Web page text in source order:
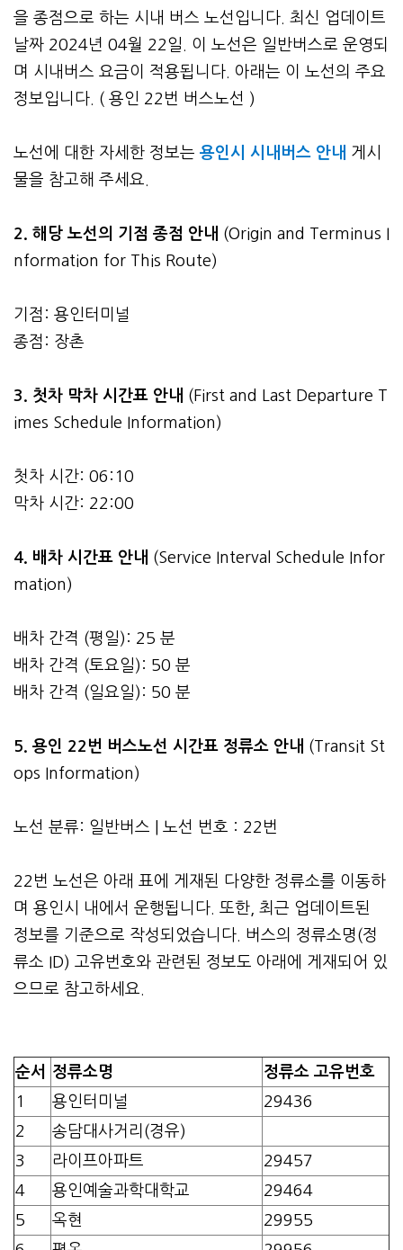
을 종점으로 하는 시내 버스 노선입니다. 최신 업데이트
날짜 2024년 04월 22일. 이 노선은 일반버스로 운영되
며 시내버스 요금이 적용됩니다. 아래는 이 노선의 주요
정보입니다. ( 용인 22번 버스노선 )
노선에 대한 자세한 정보는 용인시 시내버스 안내 게시
물을 참고해 주세요.
2. 해당 노선의 기점 종점 안내 (Origin and Terminus I
nformation for This Route)
기점: 용인터미널
종점: 장촌
3. 첫차 막차 시간표 안내 (First and Last Departure T
imes Schedule Information)
첫차 시간: 06:10
막차 시간: 22:00
4. 배차 시간표 안내 (Service Interval Schedule Infor
mation)
배차 간격 (평일): 25 분
배차 간격 (토요일): 50 분
배차 간격 (일요일): 50 분
5. 용인 22번 버스노선 시간표 정류소 안내 (Transit St
ops Information)
노선 분류: 일반버스 | 노선 번호 : 22번
22번 노선은 아래 표에 게재된 다양한 정류소를 이동하
며 용인시 내에서 운행됩니다. 또한, 최근 업데이트된
정보를 기준으로 작성되었습니다. 버스의 정류소명(정
류소 ID) 고유번호와 관련된 정보도 아래에 게재되어 있
으므로 참고하세요.
순서 정류소명
정류소 고유번호
1
용인터미널
29436
2
송담대사거리(경유)
3
라이프아파트
29457
4
용인예술과학대학교
29464
5
옥현
29955